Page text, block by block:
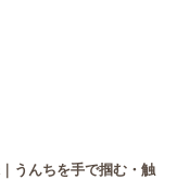
うんちを手で掴む・触